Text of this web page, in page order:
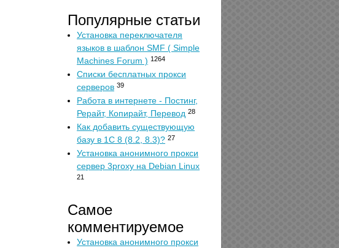
Популярные статьи
Установка переключателя
языков в шаблон SMF ( Simple
Machines Forum ) 1264
Списки бесплатных прокси
серверов 39
Работа в интернете - Постинг,
Рерайт, Копирайт, Перевод 28
Как добавить существующую
базу в 1С 8 (8.2, 8.3)? 27
Установка анонимного прокси
сервер 3proxy на Debian Linux
21
Самое
комментируемое
Установка анонимного прокси